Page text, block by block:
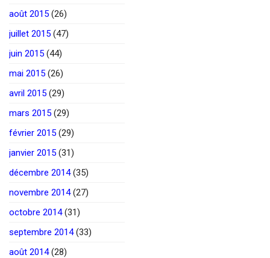
août 2015 (26)
juillet 2015 (47)
juin 2015 (44)
mai 2015 (26)
avril 2015 (29)
mars 2015 (29)
février 2015 (29)
janvier 2015 (31)
décembre 2014(35)
novembre 2014(27)
octobre 2014(31)
septembre 2014(33)
août 2014(28)